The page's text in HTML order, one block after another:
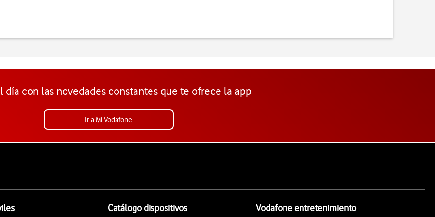
día con las novedades constantes que te ofrece la app
Ir a Mi Vodafone
Catálogo dispositivos Vodafone entretenimiento